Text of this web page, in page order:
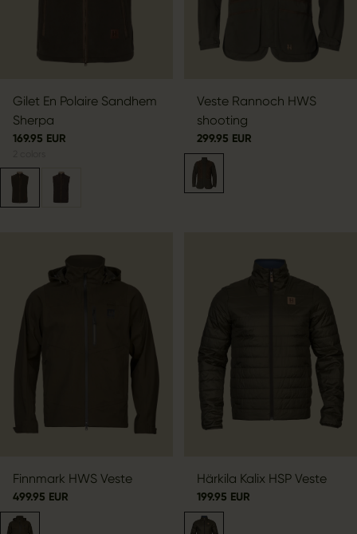
Gilet En Polaire Sandhem
Sherpa
169.95 EUR
Veste Rannoch HWS
shooting
299.95 EUR
Finnmark HWS Veste
499.95 EUR
Härkila Kalix HSP Veste
199.95 EUR